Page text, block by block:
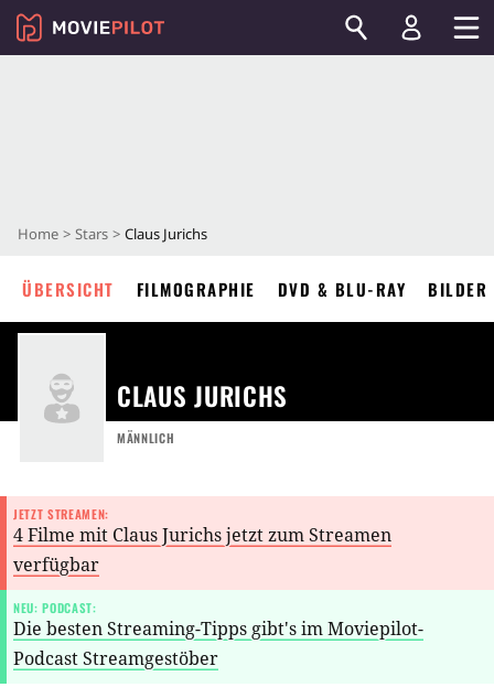
Home Stars Claus Jurichs
ÜBERSICHT FILMOGRAPHIE DVD & BLU-RAY BILDER
CLAUS JURICHS
MÄNNLICH
JETZT STREAMEN:
4 Filme mit Claus Jurichs jetzt zum Streamen
verfügbar
NEU: PODCAST:
Die besten Streaming-Tipps gibt's im Moviepilot-
Podcast Streamgestöber